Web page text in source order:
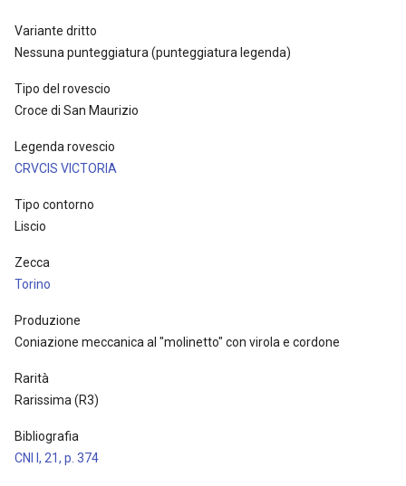
Variante dritto
Nessuna punteggiatura (punteggiatura legenda)
Tipo del rovescio
Croce di San Maurizio
Legenda rovescio
CRVCIS VICTORIA
Tipo contorno
Liscio
Zecca
Torino
Produzione
Coniazione meccanica al "molinetto" con virola e cordone
Rarità
Rarissima (R3)
Bibliografia
CNI I, 21, p. 374